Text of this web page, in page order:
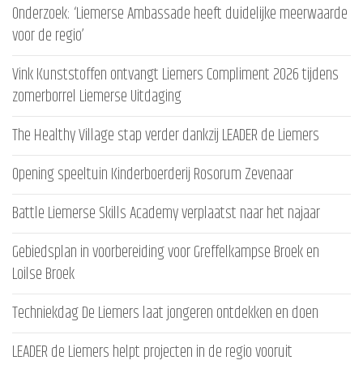
Onderzoek: ‘Liemerse Ambassade heeft duidelijke meerwaarde
voor de regio’
Vink Kunststoffen ontvangt Liemers Compliment 2026 tijdens
zomerborrel Liemerse Uitdaging
The Healthy Village stap verder dankzij LEADER de Liemers
Opening speeltuin Kinderboerderij Rosorum Zevenaar
Battle Liemerse Skills Academy verplaatst naar het najaar
Gebiedsplan in voorbereiding voor Greffelkampse Broek en
Loilse Broek
Techniekdag De Liemers laat jongeren ontdekken en doen
LEADER de Liemers helpt projecten in de regio vooruit